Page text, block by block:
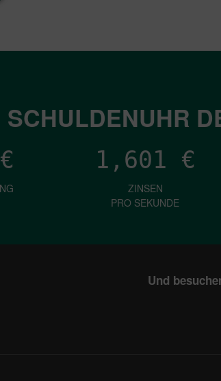
SCHULDENUHR
1,601 €
ZINSEN
PRO SEKUNDE
Und